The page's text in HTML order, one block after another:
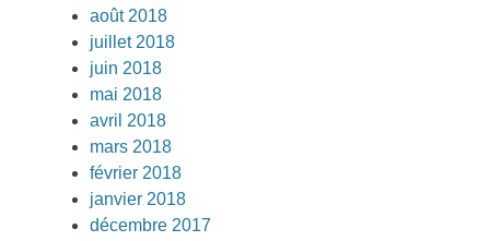
août 2018
juillet 2018
juin 2018
mai 2018
avril 2018
mars 2018
février 2018
janvier 2018
décembre 2017